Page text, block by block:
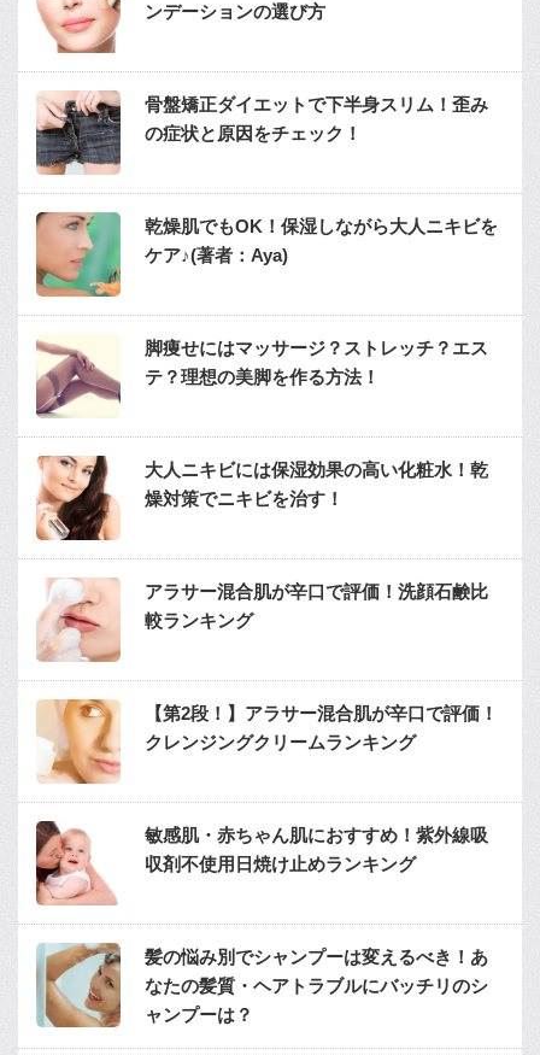
ンデーションの選び方
骨盤矯正ダイエットで下半身スリム！歪み
の症状と原因をチェック！
乾燥肌でもOK！保湿しながら大人ニキビを
ケア♪(著者：Aya)
脚痩せにはマッサージ？ストレッチ？エス
テ？理想の美脚を作る方法！
大人ニキビには保湿効果の高い化粧水！乾
燥対策でニキビを治す！
アラサー混合肌が辛口で評価！洗顔石鹸比
較ランキング
【第2段！】アラサー混合肌が辛口で評価！
クレンジングクリームランキング
敏感肌・赤ちゃん肌におすすめ！紫外線吸
収剤不使用日焼け止めランキング
髪の悩み別でシャンプーは変えるべき！あ
なたの髪質・ヘアトラブルにバッチリのシ
ャンプーは？